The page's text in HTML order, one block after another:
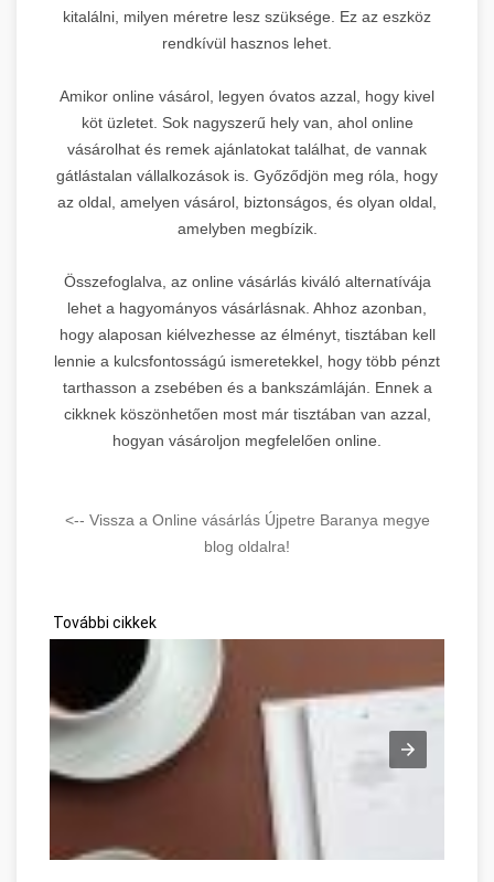
kitalálni, milyen méretre lesz szüksége. Ez az eszköz
rendkívül hasznos lehet.
Amikor online vásárol, legyen óvatos azzal, hogy kivel
köt üzletet. Sok nagyszerű hely van, ahol online
vásárolhat és remek ajánlatokat találhat, de vannak
gátlástalan vállalkozások is. Győződjön meg róla, hogy
az oldal, amelyen vásárol, biztonságos, és olyan oldal,
amelyben megbízik.
Összefoglalva, az online vásárlás kiváló alternatívája
lehet a hagyományos vásárlásnak. Ahhoz azonban,
hogy alaposan kiélvezhesse az élményt, tisztában kell
lennie a kulcsfontosságú ismeretekkel, hogy több pénzt
tarthasson a zsebében és a bankszámláján. Ennek a
cikknek köszönhetően most már tisztában van azzal,
hogyan vásároljon megfelelően online.
<-- Vissza a Online vásárlás Újpetre Baranya megye
blog oldalra!
További cikkek